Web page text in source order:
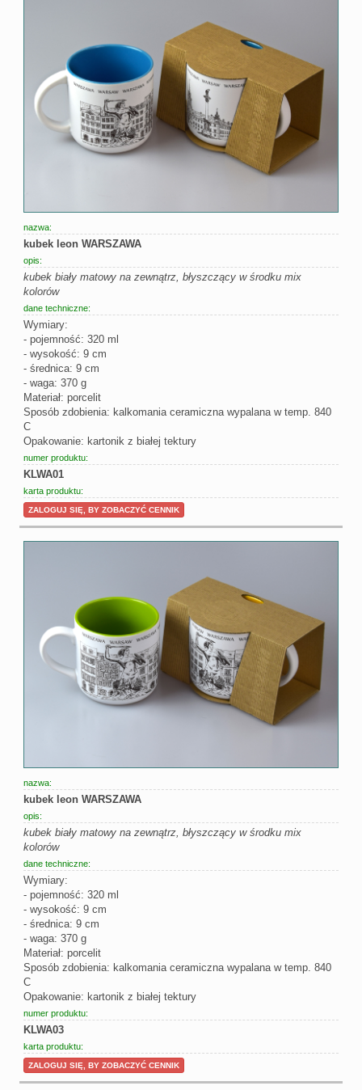
nazwa:
kubek leon WARSZAWA
opis:
kubek biały matowy na zewnątrz, błyszczący w środku mix
kolorów
dane techniczne:
Wymiary:
- pojemność: 320 ml
- wysokość: 9 cm
- średnica: 9 cm
- waga: 370 g
Materiał: porcelit
Sposób zdobienia: kalkomania ceramiczna wypalana w temp. 840
C
Opakowanie: kartonik z białej tektury
numer produktu:
KLWA01
karta produktu:
ZALOGUJ SIĘ, BY ZOBACZYĆ CENNIK
nazwa:
kubek leon WARSZAWA
opis:
kubek biały matowy na zewnątrz, błyszczący w środku mix
kolorów
dane techniczne:
Wymiary:
- pojemność: 320 ml
- wysokość: 9 cm
- średnica: 9 cm
- waga: 370 g
Materiał: porcelit
Sposób zdobienia: kalkomania ceramiczna wypalana w temp. 840
C
Opakowanie: kartonik z białej tektury
numer produktu:
KLWA03
karta produktu:
ZALOGUJ SIĘ, BY ZOBACZYĆ CENNIK